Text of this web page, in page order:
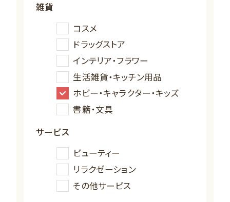
雑貨
コスメ
ドラッグストア
インテリア・フラワー
生活雑貨・キッチン用品
ホビー・キャラクター・キッズ
書籍・文具
サービス
ビューティー
リラクゼーション
その他サービス